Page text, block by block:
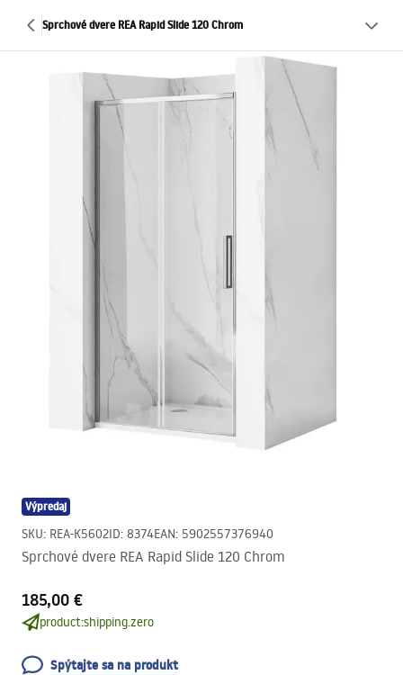
Sprchové dvere REA Rapid Slide 120 Chrom
Výpredaj
SKU: REA-K5602ID: 8374EAN: 5902557376940
Sprchové dvere REA Rapid Slide 120 Chrom
185,00 €
product:shipping.zero
Spýtajte sa na produkt